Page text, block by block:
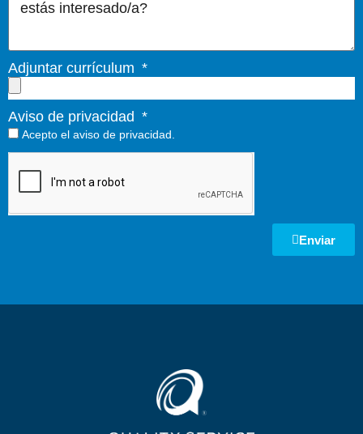
Adjuntar currículum
Aviso de privacidad
Acepto el aviso de privacidad.
Enviar